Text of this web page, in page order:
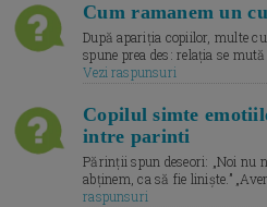
Cum ramanem un
După apariția copiilor, multe
spune prea des: relația se
Vezi raspunsuri
Copilul simte
intre parinti
Părinții spun deseori: „Noi nu
abținem, ca să fie liniște.”
raspunsuri